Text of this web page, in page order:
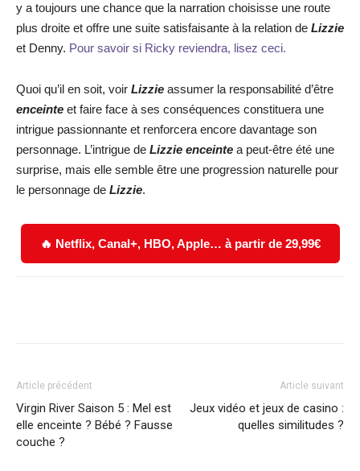
y a toujours une chance que la narration choisisse une route
plus droite et offre une suite satisfaisante à la relation de Lizzie
et Denny. Pour savoir si Ricky reviendra, lisez ceci.
Quoi qu’il en soit, voir Lizzie assumer la responsabilité d’être
enceinte et faire face à ses conséquences constituera une
intrigue passionnante et renforcera encore davantage son
personnage. L’intrigue de Lizzie enceinte a peut-être été une
surprise, mais elle semble être une progression naturelle pour
le personnage de Lizzie.
🔥 Netflix, Canal+, HBO, Apple… à partir de 29,99€
Article précédent
Virgin River Saison 5 : Mel est
elle enceinte ? Bébé ? Fausse
couche ?
Article suivant
Jeux vidéo et jeux de casino :
quelles similitudes ?